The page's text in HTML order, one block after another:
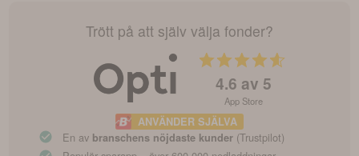
Trött på att själv välja fonder?
4.6 av 5
App Store
ANVÄNDER SJÄLVA
En av branschens nöjdaste kunder (Trustpilot)